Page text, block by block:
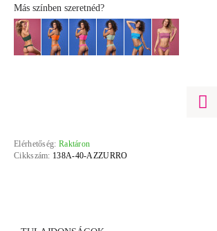
Elérhetőség: Raktáron
Cikkszám: 138A-40-AZZURRO
Más színben szeretnéd?